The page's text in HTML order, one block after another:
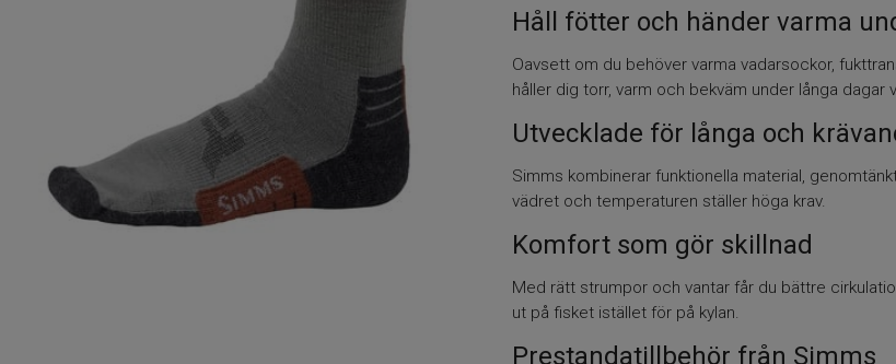
Håll fötter och händer varma
Oavsett om du behöver varma vadarsockor,
håller dig torr, varm och bekväm under långa dagar
Utvecklade för långa och
Simms kombinerar funktionella material,
vädret och temperaturen ställer höga krav.
Komfort som gör skillnad
Med rätt strumpor och vantar får du bättre
ut på fisket istället för på kylan.
Prestandatillbehör från Simms